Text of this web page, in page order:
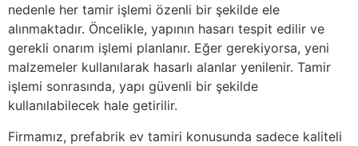
nedenle her tamir işlemi özenli bir şekilde ele
alınmaktadır. Öncelikle, yapının hasarı tespit edilir ve
gerekli onarım işlemi planlanır. Eğer gerekiyorsa, yeni
malzemeler kullanılarak hasarlı alanlar yenilenir. Tamir
işlemi sonrasında, yapı güvenli bir şekilde
kullanılabilecek hale getirilir.
Firmamız, prefabrik ev tamiri konusunda sadece kaliteli